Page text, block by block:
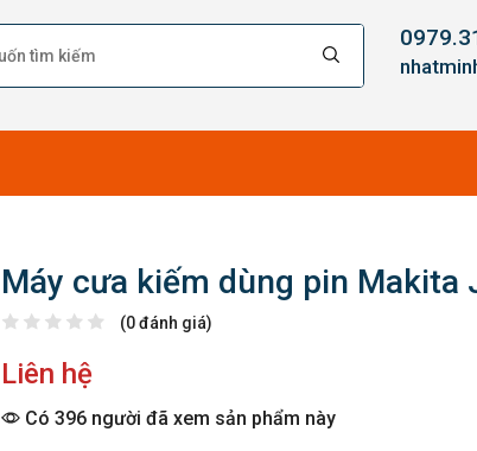
Máy cưa kiếm dùng pin Makita
(0 đánh giá)
Liên hệ
Có 396 người đã xem sản phẩm này